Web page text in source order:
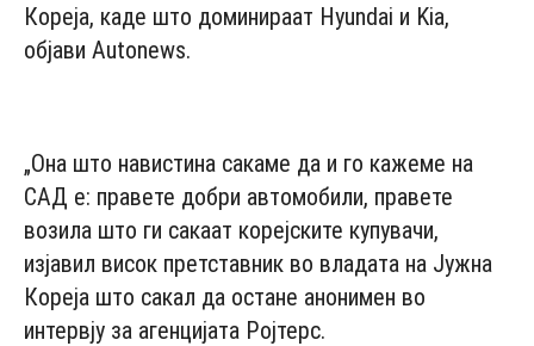
Кореја, каде што доминираат Hyundai и Kia,
објави Autonews.
„Она што навистина сакаме да и го кажеме на
САД е: правете добри автомобили, правете
возила што ги сакаат корејските купувачи,
изјавил висок претставник во владата на Јужна
Кореја што сакал да остане анонимен во
интервју за агенцијата Ројтерс.